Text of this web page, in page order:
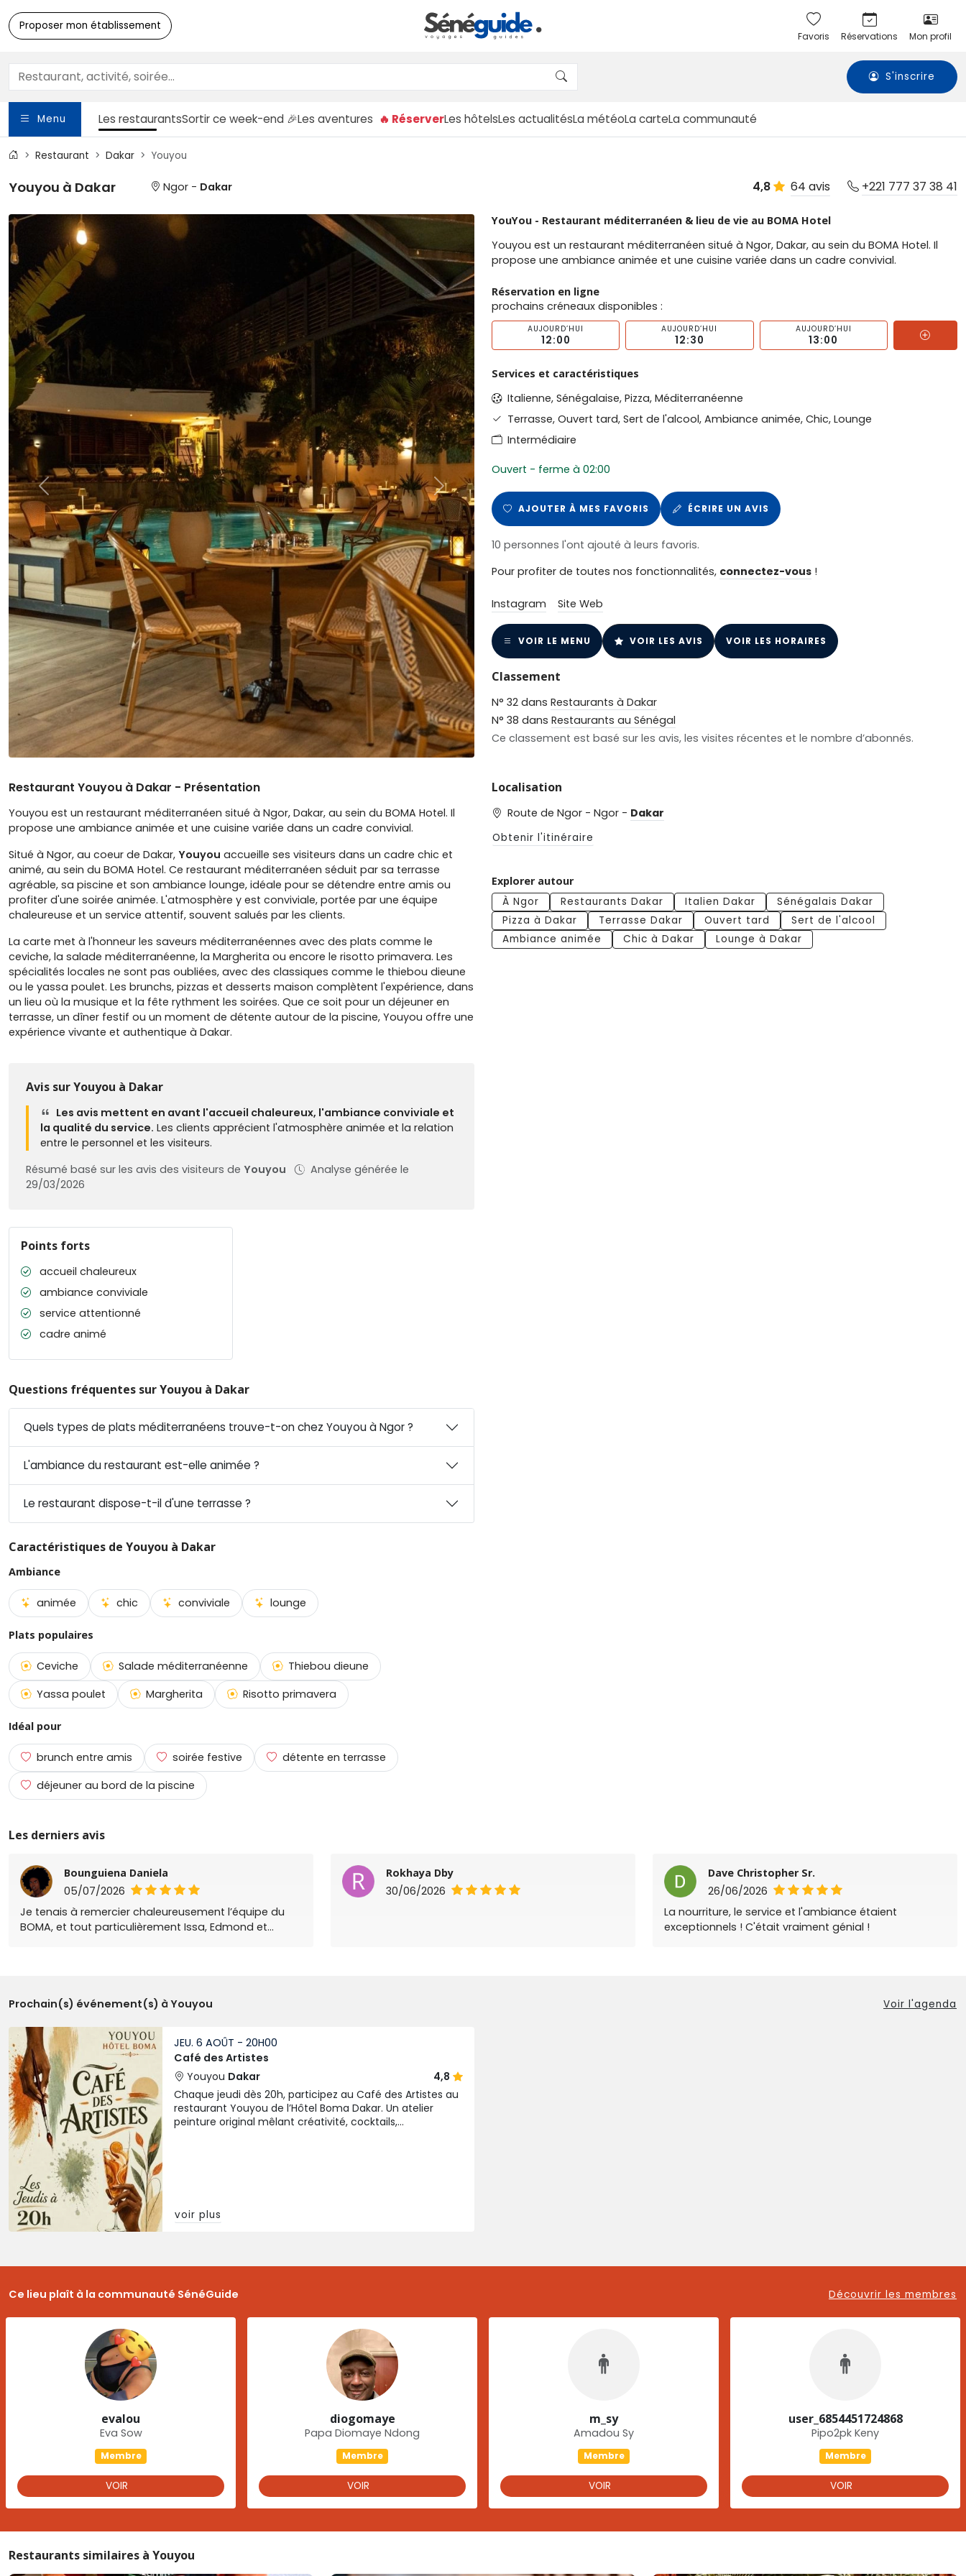
Proposer mon établissement
Favoris Réservations Mon profil
S'inscrire
Menu Les restaurantsSortirce week-end 🎉Les aventures 🔥 RéserverLes hôtelsLes actualitésLa météoLa carteLa communauté
Restaurant Dakar Youyou
Youyou à Dakar Ngor - Dakar 4,8 64 avis +221 777 37 38 41
Previous Next
YouYou - Restaurant méditerranéen & lieu de vie au BOMA Hotel
Youyou est un restaurant méditerranéen situé à Ngor, Dakar, au sein du BOMA Hotel. Il
propose une ambiance animée et une cuisine variée dans un cadre convivial.
Réservation en ligne
prochains créneaux disponibles :
AUJOURD’HUI
12:00
AUJOURD’HUI
12:30
AUJOURD’HUI
13:00
Services et caractéristiques
Italienne, Sénégalaise, Pizza, Méditerranéenne
Terrasse, Ouvert tard, Sert de l'alcool, Ambiance animée, Chic, Lounge
Intermédiaire
Ouvert - ferme à 02:00
AJOUTER À MES FAVORIS ÉCRIRE UN AVIS
10 personnes l'ont ajouté à leurs favoris.
Pour profiter de toutes nos fonctionnalités, connectez-vous !
Instagram Site Web
VOIR LE MENU VOIR LES AVIS VOIR LES HORAIRES
Classement
N° 32 dans Restaurants à Dakar
N° 38 dans Restaurants au Sénégal
Ce classement est basé sur les avis, les visites récentes et le nombre d’abonnés.
Restaurant Youyou à Dakar - Présentation
Youyou est un restaurant méditerranéen situé à Ngor, Dakar, au sein du BOMA Hotel. Il
propose une ambiance animée et une cuisine variée dans un cadre convivial.
Situé à Ngor, au coeur de Dakar, Youyou accueille ses visiteurs dans un cadre chic et
animé, au sein du BOMA Hotel. Ce restaurant méditerranéen séduit par sa terrasse
agréable, sa piscine et son ambiance lounge, idéale pour se détendre entre amis ou
profiter d'une soirée animée. L'atmosphère y est conviviale, portée par une équipe
chaleureuse et un service attentif, souvent salués par les clients.
La carte met à l'honneur les saveurs méditerranéennes avec des plats comme le
ceviche, la salade méditerranéenne, la Margherita ou encore le risotto primavera. Les
spécialités locales ne sont pas oubliées, avec des classiques comme le thiebou dieune
ou le yassa poulet. Les brunchs, pizzas et desserts maison complètent l'expérience, dans
un lieu où la musique et la fête rythment les soirées. Que ce soit pour un déjeuner en
terrasse, un dîner festif ou un moment de détente autour de la piscine, Youyou offre une
expérience vivante et authentique à Dakar.
Avis sur Youyou à Dakar
Les avis mettent en avant l'accueil chaleureux, l'ambiance conviviale et
la qualité du service. Les clients apprécient l'atmosphère animée et la relation
entre le personnel et les visiteurs.
Résumé basé sur les avis des visiteurs de Youyou
Analyse générée le
29/03/2026
Points forts
accueil chaleureux
ambiance conviviale
service attentionné
cadre animé
Questions fréquentes sur Youyou à Dakar
Quels types de plats méditerranéens trouve-t-on chez Youyou à Ngor ?
L'ambiance du restaurant est-elle animée ?
Le restaurant dispose-t-il d'une terrasse ?
Caractéristiques de Youyou à Dakar
Ambiance
animée chic conviviale lounge
Plats populaires
Ceviche Salade méditerranéenne
Thiebou dieune
Yassa poulet
Margherita Risotto primavera
Idéal pour
brunch entre amis soirée festive
détente en terrasse
déjeuner au bord de la piscine
Localisation
Route de Ngor - Ngor - Dakar
Obtenir l'itinéraire
Explorer autour
À Ngor
Restaurants Dakar Italien Dakar
Sénégalais Dakar
Pizza à Dakar
Terrasse Dakar Ouvert tard
Sert de l'alcool
Ambiance animée
Chic à Dakar Lounge à Dakar
Les derniers avis
Bounguiena Daniela
05/07/2026
Je tenais à remercier chaleureusement l’équipe du
BOMA, et tout particulièrement Issa, Edmond et
attentionnées et souriantes. Un conseil à la direction :
exceptionnels et dévoués, ça ne se court pas les rues
! Un immense merci à tous les trois.
Rokhaya Dby
30/06/2026
Dave Christopher Sr.
26/06/2026
La nourriture, le service et l'ambiance étaient
exceptionnels ! C'était vraiment génial !
Prochain(s) événement(s) à Youyou Voir l'agenda
JEU. 6 AOÛT - 20H00
Café des Artistes
Youyou Dakar
4,8
Chaque jeudi dès 20h, participez au Café des Artistes au
restaurant Youyou de l’Hôtel Boma Dakar. Un atelier
peinture original mêlant créativité, cocktails,
voir plus
Ce lieu plaît à la communauté SénéGuide Découvrir les membres
evalou
Eva Sow
Membre
VOIR
diogomaye
Papa Diomaye Ndong
Membre
VOIR
m_sy
Amadou Sy
Membre
VOIR
user_6854451724868
Pipo2pk Keny
Membre
VOIR
Restaurants similaires à Youyou